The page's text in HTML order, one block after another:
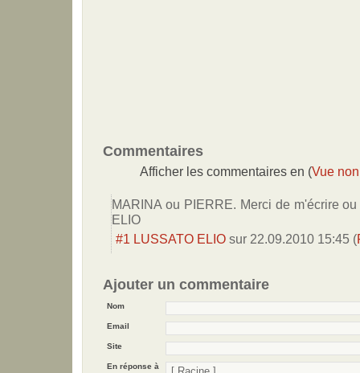
Commentaires
Afficher les commentaires en (Vue
MARINA ou PIERRE. Merci de m'écrire
ELIO
#1 LUSSATO ELIO sur 22.09.2010 15:45 (
Ajouter un commentaire
Nom
Email
Site
En réponse à